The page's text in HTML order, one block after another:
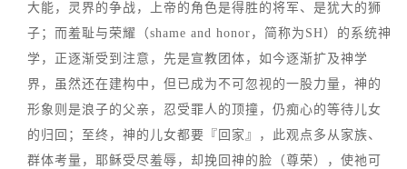
大能，灵界的争战，上帝的角色是得胜的将军、是犹大的狮
子；而羞耻与荣耀（shame and honor，简称为SH）的系统神
学，正逐渐受到注意，先是宣教团体，如今逐渐扩及神学
界，虽然还在建构中，但已成为不可忽视的一股力量，神的
形象则是浪子的父亲，忍受罪人的顶撞，仍痴心的等待儿女
的归回；至终，神的儿女都要『回家』，此观点多从家族、
群体考量，耶稣受尽羞辱，却挽回神的脸（尊荣），使祂可